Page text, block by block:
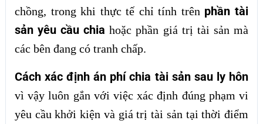
chồng, trong khi thực tế chỉ tính trên phần tài
sản yêu cầu chia hoặc phần giá trị tài sản mà
các bên đang có tranh chấp.
Cách xác định án phí chia tài sản sau ly hôn
vì vậy luôn gắn với việc xác định đúng phạm vi
yêu cầu khởi kiện và giá trị tài sản tại thời điểm